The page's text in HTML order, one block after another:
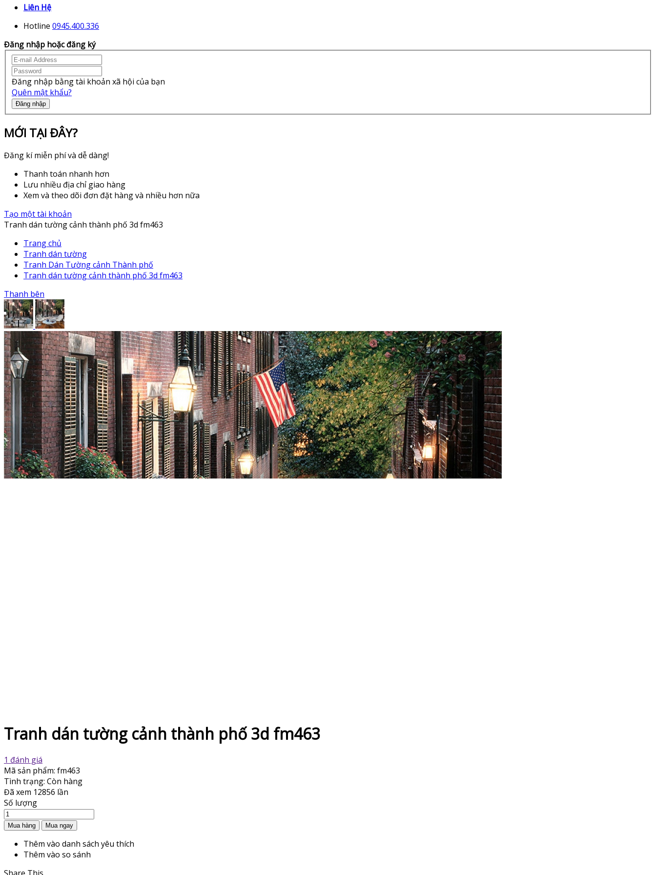
Liên Hệ
Hotline 0945.400.336
Đăng nhập hoặc đăng ký
Đăng nhập bằng tài khoản xã hội của bạn
Quên mật khẩu?
Đăng nhập
MỚI TẠI ĐÂY?
Đăng kí miễn phí và dễ dàng!
Thanh toán nhanh hơn
Lưu nhiều địa chỉ giao hàng
Xem và theo dõi đơn đặt hàng và nhiều hơn nữa
Tạo một tài khoản
Tranh dán tường cảnh thành phố 3d fm463
Trang chủ
Tranh dán tường
Tranh Dán Tường cảnh Thành phố
Tranh dán tường cảnh thành phố 3d fm463
Thanh bên
Tranh dán tường cảnh thành phố 3d fm463
1 đánh giá
Mã sản phẩm: fm463
Tình trạng: Còn hàng
Đã xem 12856 lần
Số lượng
Thêm vào danh sách yêu thích
Thêm vào so sánh